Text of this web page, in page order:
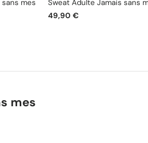
mes
Sweat Adulte Jamais sans
49,90 €
mes